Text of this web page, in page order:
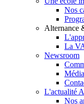
Nos
Alternance
La
Newsroom
L'actualité
Nos